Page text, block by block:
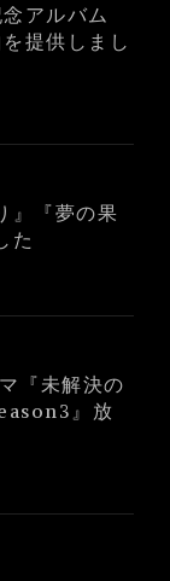
アルバム
提供しまし
』『夢の果
た
『未解決の
』放